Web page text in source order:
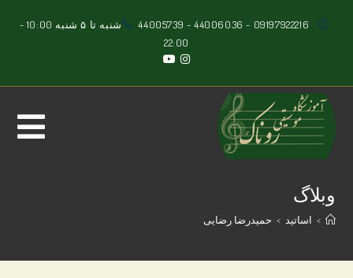
44005739 - 44006036 - 09197922216
شنبه تا ۵ شنبه 10:00 -
22:00
وبلاگ
> اساتید > حمیدرضا رضایی